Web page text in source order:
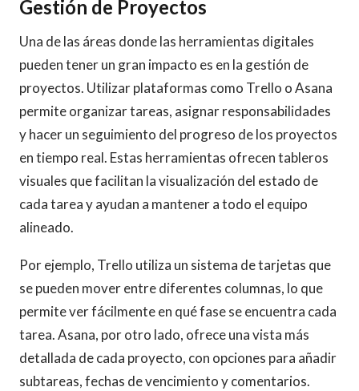
Gestión de Proyectos
Una de las áreas donde las herramientas digitales
pueden tener un gran impacto es en la gestión de
proyectos. Utilizar plataformas como Trello o Asana
permite organizar tareas, asignar responsabilidades
y hacer un seguimiento del progreso de los proyectos
en tiempo real. Estas herramientas ofrecen tableros
visuales que facilitan la visualización del estado de
cada tarea y ayudan a mantener a todo el equipo
alineado.
Por ejemplo, Trello utiliza un sistema de tarjetas que
se pueden mover entre diferentes columnas, lo que
permite ver fácilmente en qué fase se encuentra cada
tarea. Asana, por otro lado, ofrece una vista más
detallada de cada proyecto, con opciones para añadir
subtareas, fechas de vencimiento y comentarios.